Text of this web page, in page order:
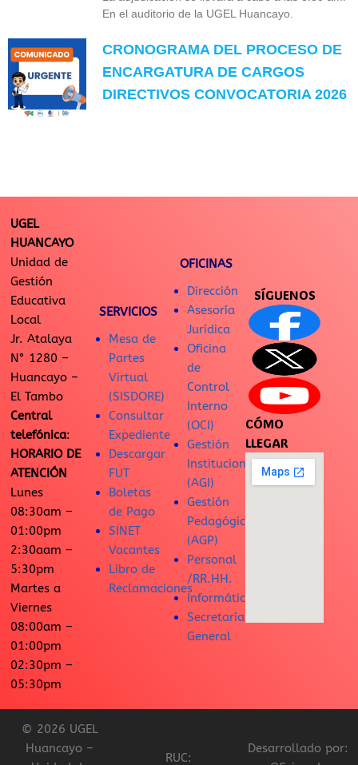
En el auditorio de la UGEL Huancayo.
CRONOGRAMA DEL PROCESO DE
ENCARGATURA DE CARGOS
DIRECTIVOS CONVOCATORIA 2026
UGEL
HUANCAYO
Unidad de
Gestión
Educativa
Local
Jr. Atalaya
N° 1280 –
Huancayo –
El Tambo
Central
telefónica:
HORARIO DE
ATENCIÓN
Lunes
08:30am –
01:00pm
2:30aam –
5:30pm
Martes a
Viernes
08:00am –
01:00pm
02:30pm –
05:30pm
SERVICIOS
Mesa de
Partes
Virtual
(SISDORE)
Consultar
Expediente
Descargar
FUT
Boletas
de Pago
SINET
Vacantes
Libro de
Reclamaciones
OFICINAS
Dirección
Asesoría
Jurídica
Oficina
de
Control
Interno
(OCI)
Gestión
Institucional
(AGI)
Gestión
Pedagógica
(AGP)
Personal
/RR.HH.
Informática
Secretaría
General
SÍGUENOS
CÓMO
LLEGAR
© 2026 UGEL
Huancayo –
RUC:
Desarrollado por: